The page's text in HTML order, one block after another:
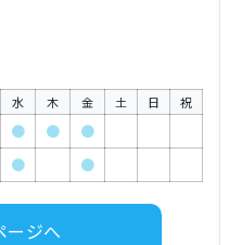
水 木 金 土 日 祝
● ●
●
● ●
ージへ